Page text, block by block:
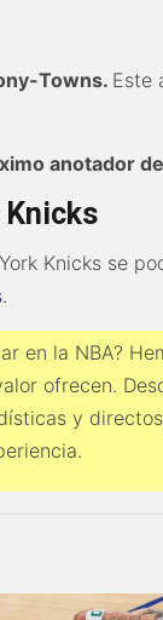
Towns. Este
anotador
Knicks
Knicks se
.
en la NBA?
ofrecen.
y